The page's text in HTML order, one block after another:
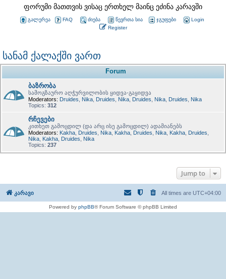
ფორუმი მათთვის ვისაც ერთხელ მაინც ეძინა კარავში
გალერეა FAQ ძიება წევრთა სია ჯგუფები
Login
Register
სანამ ქალაქში ვართ
Forum
ბაზრობა
სამოგზაურო აღჭურვილობის ყიდვა-გაყიდვა
Moderators: Druides Nika Druides Nika Druides Nika Druides
Nika
Topics: 312
რჩევები
კითხეთ გამოცდილ (და არც ისე გამოცდილ) ადამიანებს
Moderators: Kakha Druides Nika Kakha Druides Nika Kakha Druides
Nika Kakha Druides
Nika
Topics: 237
Jump to
კარავი All times are UTC+04:00
Powered by phpBB® Forum Software © phpBB Limited